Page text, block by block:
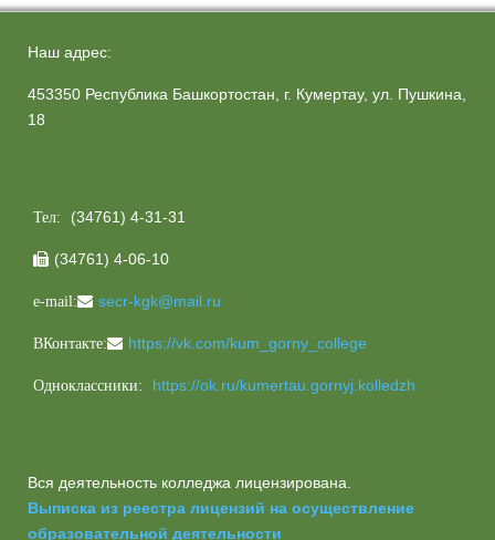
Наш адрес:
453350 Республика Башкортостан, г. Кумертау, ул. Пушкина,
18
Тел: (34761) 4-31-31
 (34761) 4-06-10
e-mail: secr-kgk@mail.ru
ВКонтакте: https://vk.com/kum_gorny_college
Одноклассники: https://ok.ru/kumertau.gornyj.kolledzh
Вся деятельность колледжа лицензирована.
Выписка из реестра лицензий на осуществление
образовательной деятельности